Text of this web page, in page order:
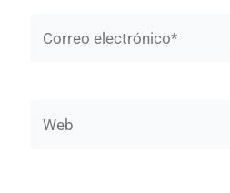
electrónico*